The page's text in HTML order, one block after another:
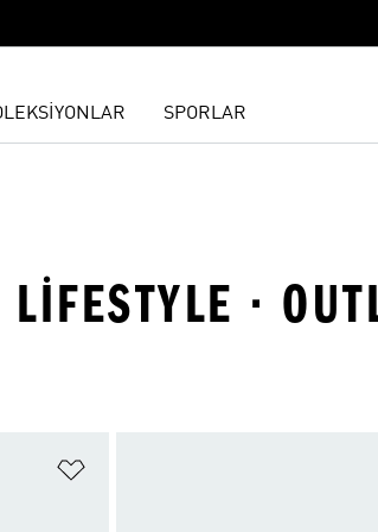
SPORLAR
·